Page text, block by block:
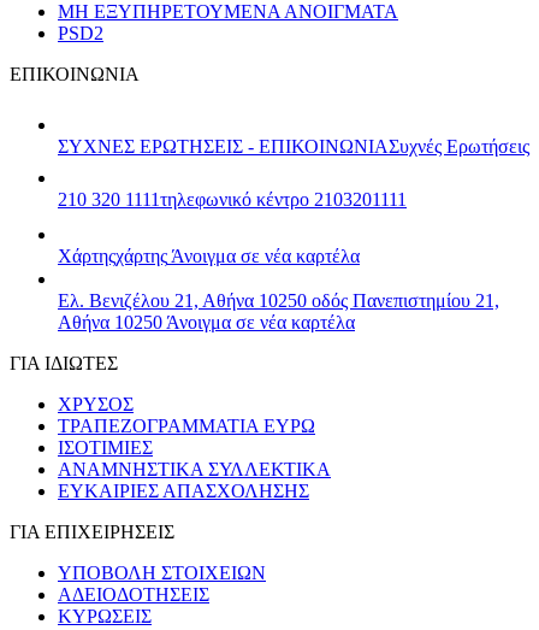
ΜΗ ΕΞΥΠΗΡΕΤΟΥΜΕΝΑ ΑΝΟΙΓΜΑΤΑ
PSD2
ΕΠΙΚΟΙΝΩΝΙΑ
ΣΥΧΝΕΣ ΕΡΩΤΗΣΕΙΣ - ΕΠΙΚΟΙΝΩΝΙΑΣυχνές Ερωτήσεις
210 320 1111τηλεφωνικό κέντρο 2103201111
Χάρτηςχάρτης Άνοιγμα σε νέα καρτέλα
Ελ. Βενιζέλου 21, Αθήνα 10250 οδός Πανεπιστημίου 21,
Αθήνα 10250 Άνοιγμα σε νέα καρτέλα
ΓΙΑ ΙΔΙΩΤΕΣ
ΧΡΥΣΟΣ
ΤΡΑΠΕΖΟΓΡΑΜΜΑΤΙΑ ΕΥΡΩ
ΙΣΟΤΙΜΙΕΣ
ΑΝΑΜΝΗΣΤΙΚΑ ΣΥΛΛΕΚΤΙΚΑ
ΕΥΚΑΙΡΙΕΣ ΑΠΑΣΧΟΛΗΣΗΣ
ΓΙΑ ΕΠΙΧΕΙΡΗΣΕΙΣ
ΥΠΟΒΟΛΗ ΣΤΟΙΧΕΙΩΝ
ΑΔΕΙΟΔΟΤΗΣΕΙΣ
ΚΥΡΩΣΕΙΣ